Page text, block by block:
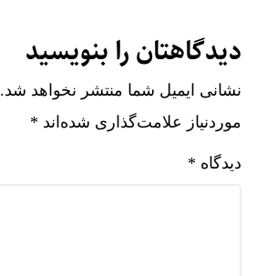
دیدگاهتان را بنویسید
نشانی ایمیل شما منتشر نخواهد شد.
موردنیاز علامت‌گذاری شده‌اند *
دیدگاه *